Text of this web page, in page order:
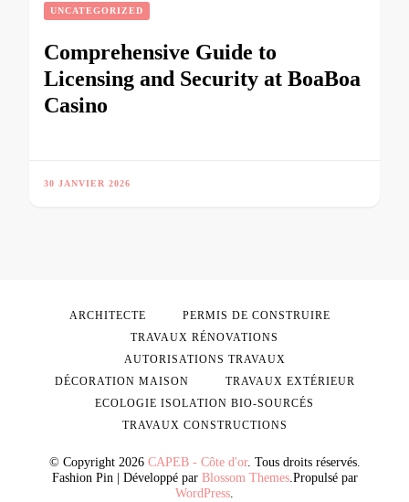
UNCATEGORIZED
Comprehensive Guide to
Licensing and Security at BoaBoa
Casino
30 JANVIER 2026
© Copyright 2026 CAPEB - Côte d'or. Tous droits réservés.
Fashion Pin | Développé par Blossom Themes.Propulsé par
WordPress.
ARCHITECTE
PERMIS DE CONSTRUIRE
TRAVAUX RÉNOVATIONS
AUTORISATIONS TRAVAUX
DÉCORATION MAISON
TRAVAUX EXTÉRIEUR
ECOLOGIE ISOLATION BIO-SOURCÉS
TRAVAUX CONSTRUCTIONS